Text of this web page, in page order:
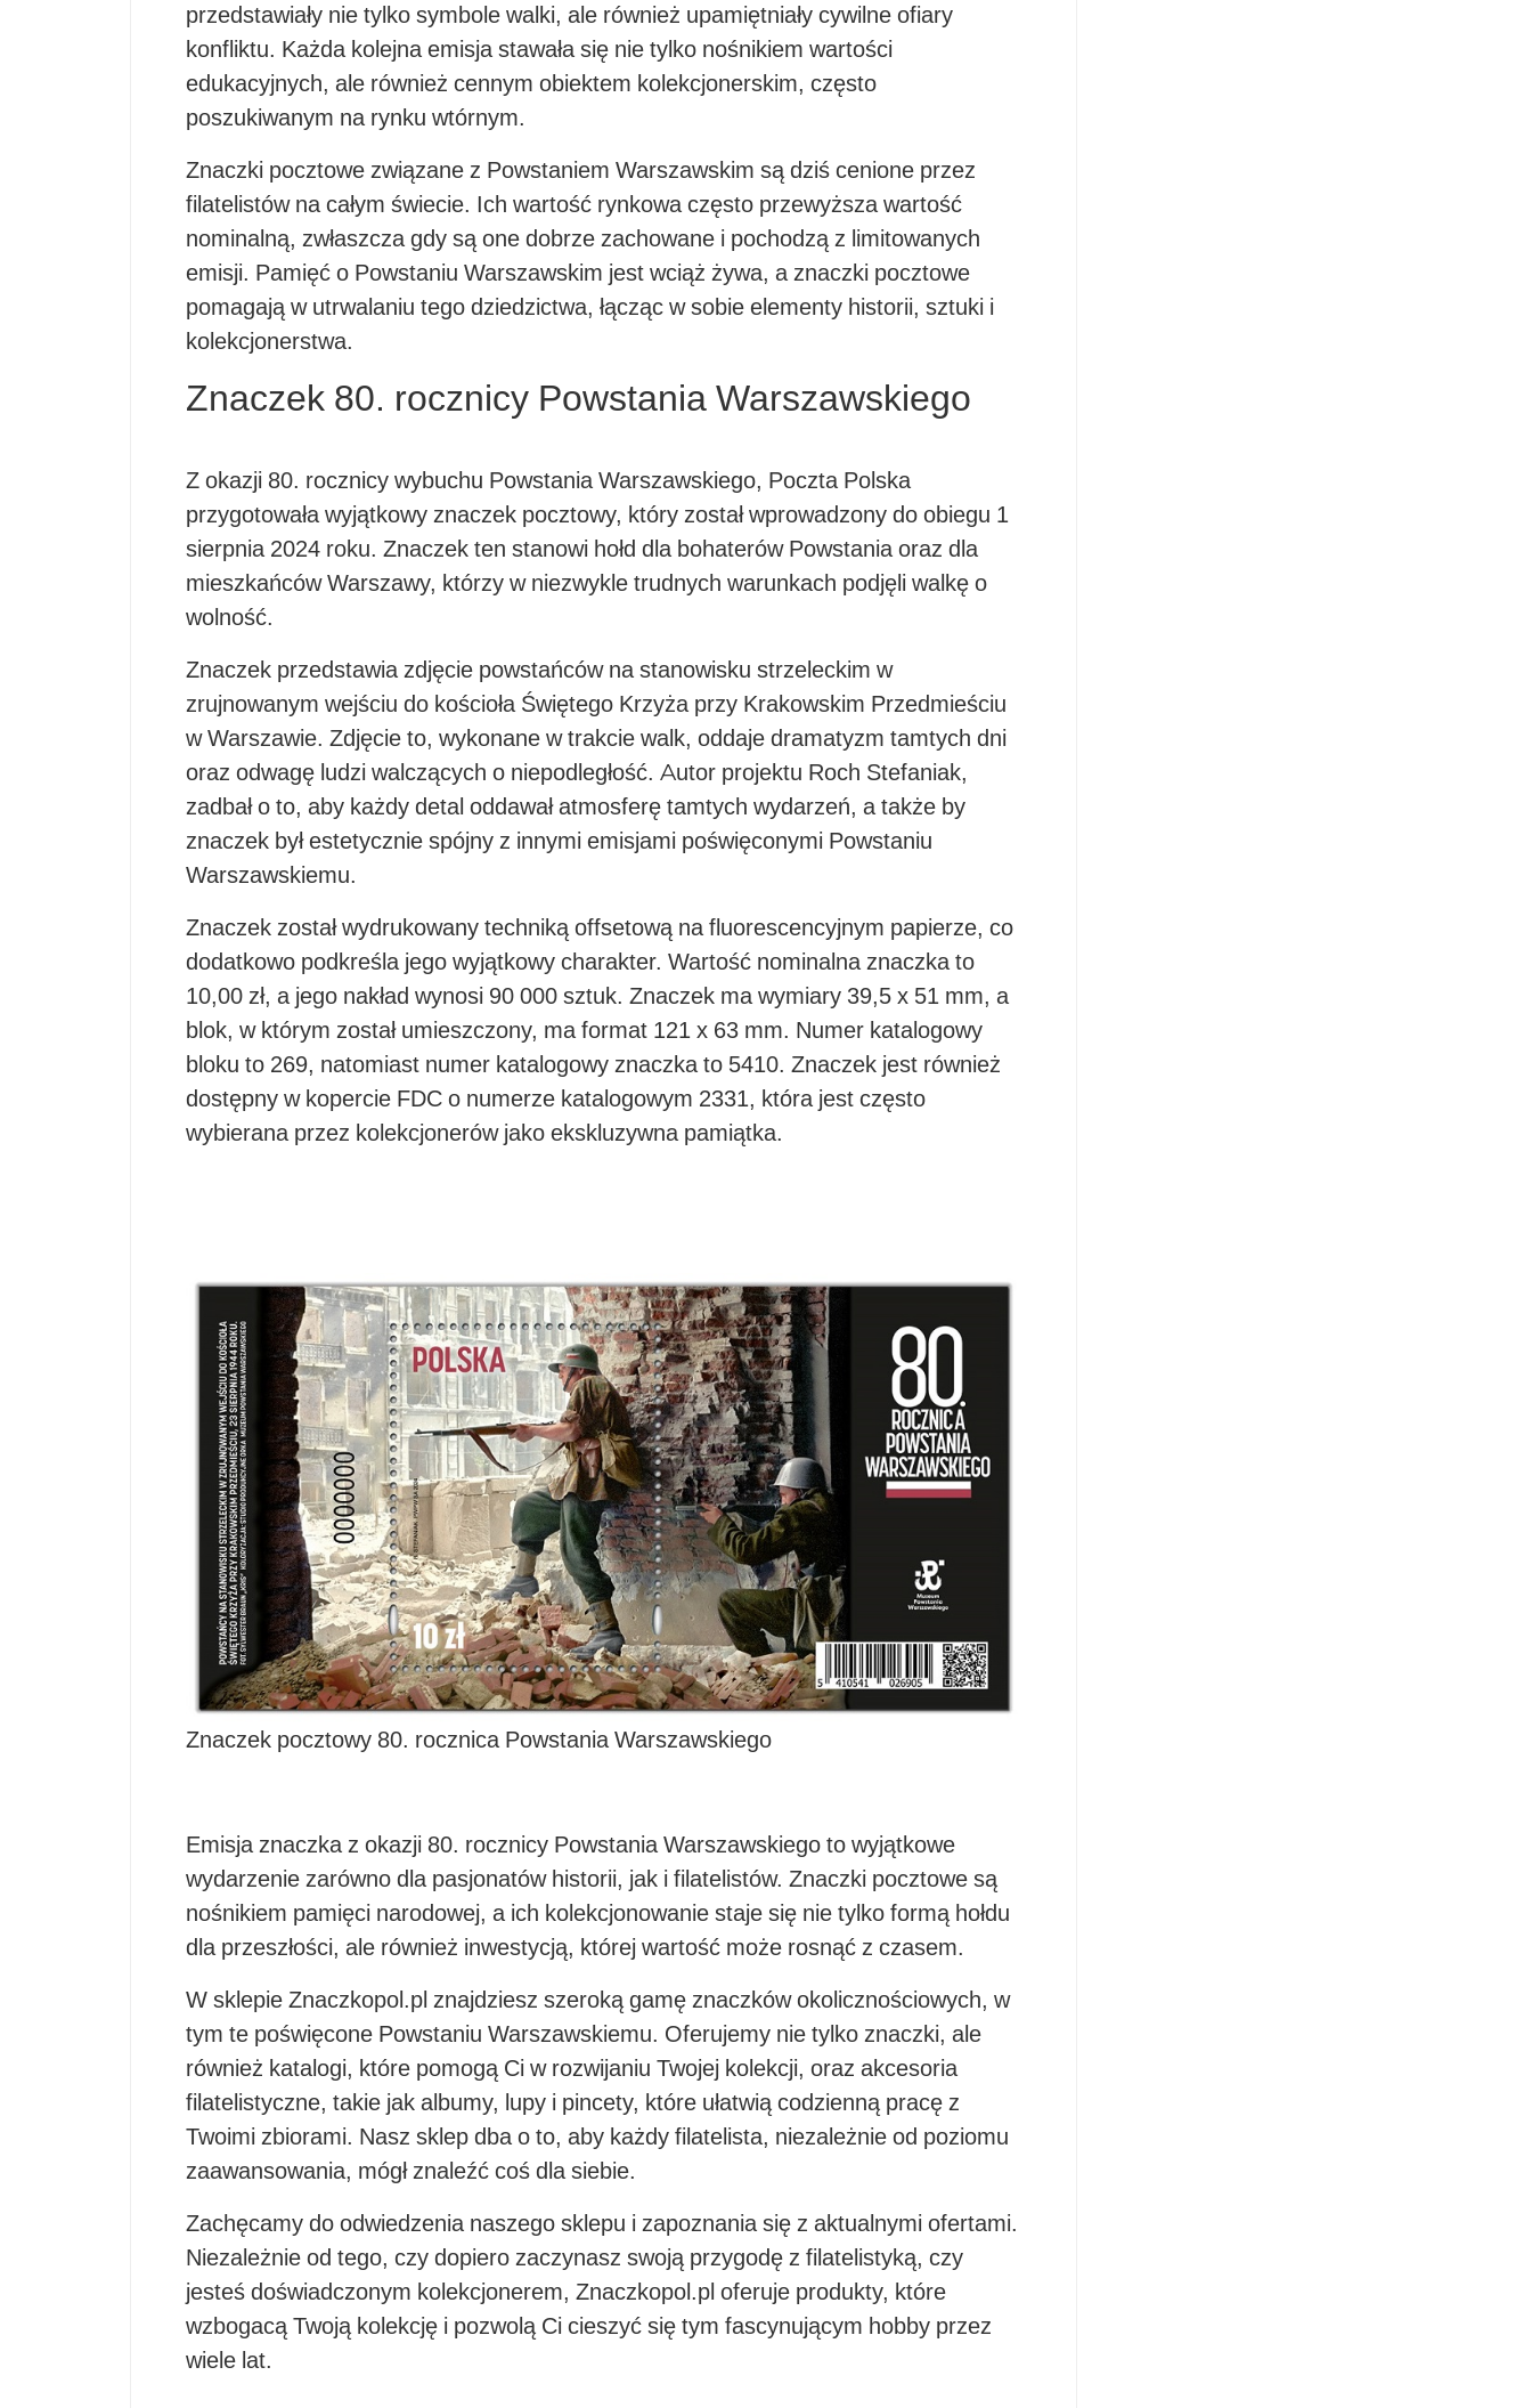
przedstawiały nie tylko symbole walki, ale również upamiętniały cywilne ofiary
konfliktu. Każda kolejna emisja stawała się nie tylko nośnikiem wartości
edukacyjnych, ale również cennym obiektem kolekcjonerskim, często
poszukiwanym na rynku wtórnym.
Znaczki pocztowe związane z Powstaniem Warszawskim są dziś cenione przez
filatelistów na całym świecie. Ich wartość rynkowa często przewyższa wartość
nominalną, zwłaszcza gdy są one dobrze zachowane i pochodzą z limitowanych
emisji. Pamięć o Powstaniu Warszawskim jest wciąż żywa, a znaczki pocztowe
pomagają w utrwalaniu tego dziedzictwa, łącząc w sobie elementy historii, sztuki i
kolekcjonerstwa.
Znaczek 80. rocznicy Powstania Warszawskiego
Z okazji 80. rocznicy wybuchu Powstania Warszawskiego, Poczta Polska
przygotowała wyjątkowy znaczek pocztowy, który został wprowadzony do obiegu 1
sierpnia 2024 roku. Znaczek ten stanowi hołd dla bohaterów Powstania oraz dla
mieszkańców Warszawy, którzy w niezwykle trudnych warunkach podjęli walkę o
wolność.
Znaczek przedstawia zdjęcie powstańców na stanowisku strzeleckim w
zrujnowanym wejściu do kościoła Świętego Krzyża przy Krakowskim Przedmieściu
w Warszawie. Zdjęcie to, wykonane w trakcie walk, oddaje dramatyzm tamtych dni
oraz odwagę ludzi walczących o niepodległość. Autor projektu Roch Stefaniak,
zadbał o to, aby każdy detal oddawał atmosferę tamtych wydarzeń, a także by
znaczek był estetycznie spójny z innymi emisjami poświęconymi Powstaniu
Warszawskiemu.
Znaczek został wydrukowany techniką offsetową na fluorescencyjnym papierze, co
dodatkowo podkreśla jego wyjątkowy charakter. Wartość nominalna znaczka to
10,00 zł, a jego nakład wynosi 90 000 sztuk. Znaczek ma wymiary 39,5 x 51 mm, a
blok, w którym został umieszczony, ma format 121 x 63 mm. Numer katalogowy
bloku to 269, natomiast numer katalogowy znaczka to 5410. Znaczek jest również
dostępny w kopercie FDC o numerze katalogowym 2331, która jest często
wybierana przez kolekcjonerów jako ekskluzywna pamiątka.
Znaczek pocztowy 80. rocznica Powstania Warszawskiego
Emisja znaczka z okazji 80. rocznicy Powstania Warszawskiego to wyjątkowe
wydarzenie zarówno dla pasjonatów historii, jak i filatelistów. Znaczki pocztowe są
nośnikiem pamięci narodowej, a ich kolekcjonowanie staje się nie tylko formą hołdu
dla przeszłości, ale również inwestycją, której wartość może rosnąć z czasem.
W sklepie Znaczkopol.pl znajdziesz szeroką gamę znaczków okolicznościowych, w
tym te poświęcone Powstaniu Warszawskiemu. Oferujemy nie tylko znaczki, ale
również katalogi, które pomogą Ci w rozwijaniu Twojej kolekcji, oraz akcesoria
filatelistyczne, takie jak albumy, lupy i pincety, które ułatwią codzienną pracę z
Twoimi zbiorami. Nasz sklep dba o to, aby każdy filatelista, niezależnie od poziomu
zaawansowania, mógł znaleźć coś dla siebie.
Zachęcamy do odwiedzenia naszego sklepu i zapoznania się z aktualnymi ofertami.
Niezależnie od tego, czy dopiero zaczynasz swoją przygodę z filatelistyką, czy
jesteś doświadczonym kolekcjonerem, Znaczkopol.pl oferuje produkty, które
wzbogacą Twoją kolekcję i pozwolą Ci cieszyć się tym fascynującym hobby przez
wiele lat.